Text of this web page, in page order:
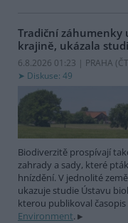
Tradiční záhumenky
krajině, ukázala
6.8.2026 01:23 | PRAHA (
Diskuse: 49
Biodiverzitě prospívají
zahrady a sady, které
hnízdění. V jednolité
ukazuje studie Ústavu
kterou publikoval časopis
Environment.